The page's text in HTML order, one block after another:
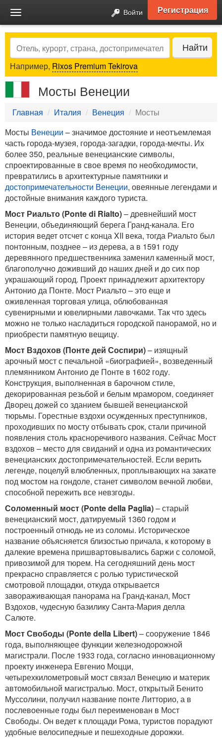
Toggle
navigation
Войти Регистрация
Search Найти
Например, Rixos Premium Tekirova
Мосты Венеции
Главная Италия Венеция
Мосты
Мосты Венеции – значимое достояние и неотъемлемая
часть города-музея, города-загадки, города-мечты. Их
более 350, реальные венецианские символы,
спроектированные в свое время по необходимости,
превратились в архитектурные памятники и
достопримечательности Венеции, овеянные легендами и
достойные внимания каждого туриста.
Мост Риальто (Ponte di Rialto)– древнейший мост
Венеции, объединяющий берега Гранд-канала. Его
история ведет отсчет с конца XII века, тогда Риальто был
понтонным, позднее – из дерева, а в 1591 году
деревянного предшественника заменил каменный мост,
благополучно доживший до наших дней и до сих пор
украшающий город. Проект принадлежит архитектору
Антонио да Понте. Мост Риальто – это еще и
оживленная торговая улица, облюбованная
сувенирными и ювелирными лавочками. Так что здесь
можно не только насладиться городской панорамой, но и
приобрести памятную вещицу.
Мост Вздохов (Понте дей Соспири)– изящный
арочный мост с печальной «биографией», возведенный
племянником Антонио де Понте в 1602 году.
Конструкция, выполненная в барочном стиле,
декорированная резьбой и белым мрамором, соединяет
Дворец дожей со зданием бывшей венецианской
тюрьмы. Горестные вздохи осужденных преступников,
проходивших по мосту отбывать срок, стали причиной
появления столь красноречивого названия. Сейчас Мост
вздохов – место для свиданий и одна из романтических
венецианских достопримечательностей. Если верить
легенде, поцелуй влюбленных, проплывающих на закате
под мостом на гондоле, станет символом вечной любви,
способной пережить все невзгоды.
Соломенный мост (Ponte della Paglia)– старый
венецианский мост, датируемый 1360 годом и
построенный отнюдь не из соломы. Историческое
название объясняется близостью причала, к которому в
далекие времена пришвартовывались баржи с соломой,
привозимой для тюрем. На сегодняшний день мост
прекрасно справляется с ролью туристической
смотровой площадки, откуда открывается
завораживающая панорама на Гранд-канал, Мост
Вздохов, чудесную базилику Санта-Мария делла
Салюте.
Мост Свободы (Pontedella Libert)– сооружение 1846
года, выполняющее функции железнодорожной
магистрали. После 1933 года, согласно инновационному
проекту инженера Евгенио Моцци,
четырехкилометровый мост связал Венецию и материк
автомобильной магистралью. Мост, открытый Бенито
Муссолини, получил название понте Литторио, а в
послевоенные годы был переименован в Мост
Свободы. Он ведет к площади Рома, туристов порадуют
удобные велосипедные и пешеходные дорожки.